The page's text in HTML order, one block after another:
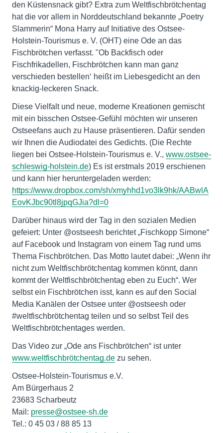
den Küstensnack gibt? Extra zum Weltfischbrötchentag
hat die vor allem in Norddeutschland bekannte „Poetry
Slammerin“ Mona Harry auf Initiative des Ostsee-
Holstein-Tourismus e. V. (OHT) eine Ode an das
Fischbrötchen verfasst. "Ob Backfisch oder
Fischfrikadellen, Fischbrötchen kann man ganz
verschieden bestellen‘ heißt im Liebesgedicht an den
knackig-leckeren Snack.
Diese Vielfalt und neue, moderne Kreationen gemischt
mit ein bisschen Ostsee-Gefühl möchten wir unseren
Ostseefans auch zu Hause präsentieren. Dafür senden
wir Ihnen die Audiodatei des Gedichts. (Die Rechte
liegen bei Ostsee-Holstein-Tourismus e. V., www.ostsee-
schleswig-holstein.de) Es ist erstmals 2019 erschienen
und kann hier heruntergeladen werden:
https://www.dropbox.com/sh/xmyhhd1vo3lk9hk/AABwlA
EovKJbc90tl8jpqGJia?dl=0
Darüber hinaus wird der Tag in den sozialen Medien
gefeiert: Unter @ostseesh berichtet „Fischkopp Simone“
auf Facebook und Instagram von einem Tag rund ums
Thema Fischbrötchen. Das Motto lautet dabei: „Wenn ihr
nicht zum Weltfischbrötchentag kommen könnt, dann
kommt der Weltfischbrötchentag eben zu Euch“. Wer
selbst ein Fischbrötchen isst, kann es auf den Social
Media Kanälen der Ostsee unter @ostseesh oder
#weltfischbrötchentag teilen und so selbst Teil des
Weltfischbrötchentages werden.
Das Video zur „Ode ans Fischbrötchen“ ist unter
www.weltfischbrötchentag.de zu sehen.
Ostsee-Holstein-Tourismus e.V.
Am Bürgerhaus 2
23683 Scharbeutz
Mail: presse@ostsee-sh.de